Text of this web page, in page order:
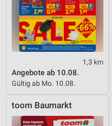
1,3 km
Angebote ab 10.08.
Gültig ab Mo. 10.08.
toom Baumarkt